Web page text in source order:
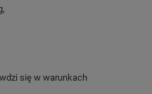
się w warunkach